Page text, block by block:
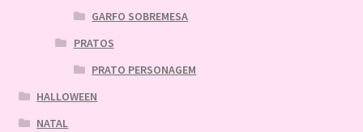
GARFO SOBREMESA
PRATOS
PRATO PERSONAGEM
HALLOWEEN
NATAL